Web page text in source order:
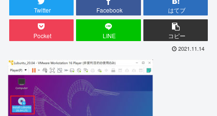
Twitter Facebook はてブ
Pocket LINE コピー
2021.11.14